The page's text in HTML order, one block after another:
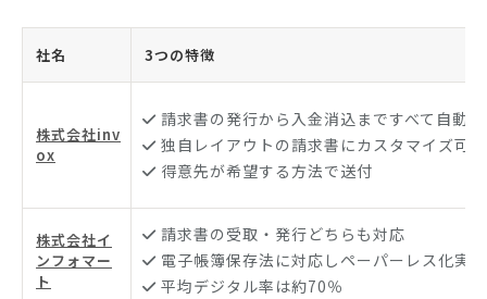
社名 3つの特徴
株式会社inv
ox
請求書の発行から入金消込まですべて自動化
独自レイアウトの請求書にカスタマイズ可能
得意先が希望する方法で送付
株式会社イ
ンフォマー
ト
請求書の受取・発行どちらも対応
電子帳簿保存法に対応しペーパーレス化実現
平均デジタル率は約70％